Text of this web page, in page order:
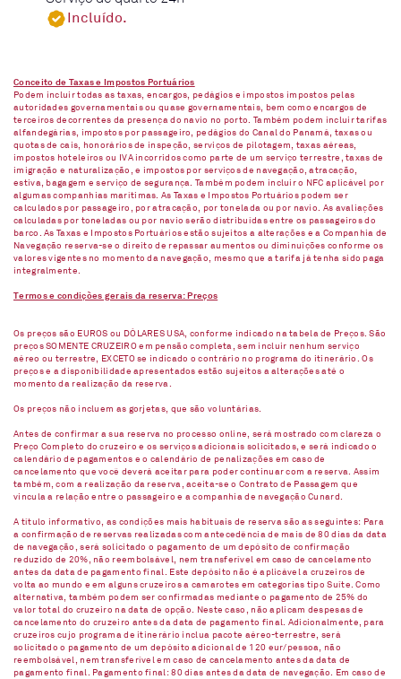
Incluído.
Conceito de Taxas e Impostos Portuários
Podem incluir todas as taxas, encargos, pedágios e impostos impostos pelas
autoridades governamentais ou quase governamentais, bem como encargos de
terceiros decorrentes da presença do navio no porto. Também podem incluir tarifas
alfandegárias, impostos por passageiro, pedágios do Canal do Panamá, taxas ou
quotas de cais, honorários de inspeção, serviços de pilotagem, taxas aéreas,
impostos hoteleiros ou IVA incorridos como parte de um serviço terrestre, taxas de
imigração e naturalização, e impostos por serviços de navegação, atracação,
estiva, bagagem e serviço de segurança. Também podem incluir o NFC aplicável por
algumas companhias marítimas. As Taxas e Impostos Portuários podem ser
calculados por passageiro, por atracação, por tonelada ou por navio. As avaliações
calculadas por toneladas ou por navio serão distribuídas entre os passageiros do
barco. As Taxas e Impostos Portuários estão sujeitos a alterações e a Companhia de
Navegação reserva-se o direito de repassar aumentos ou diminuições conforme os
valores vigentes no momento da navegação, mesmo que a tarifa já tenha sido paga
integralmente.
Termos e condições gerais da reserva: Preços
Os preços são EUROS ou DÓLARES USA, conforme indicado na tabela de Preços. São
preços SOMENTE CRUZEIRO em pensão completa, sem incluir nenhum serviço
aéreo ou terrestre, EXCETO se indicado o contrário no programa do itinerário. Os
preços e a disponibilidade apresentados estão sujeitos a alterações até o
momento da realização da reserva.
Os preços não incluem as gorjetas, que são voluntárias.
Antes de confirmar a sua reserva no processo online, será mostrado com clareza o
Preço Completo do cruzeiro e os serviços adicionais solicitados, e será indicado o
calendário de pagamentos e o calendário de penalizações em caso de
cancelamento que você deverá aceitar para poder continuar com a reserva. Assim
também, com a realização da reserva, aceita-se o Contrato de Passagem que
vincula a relação entre o passageiro e a companhia de navegação Cunard.
A título informativo, as condições mais habituais de reserva são as seguintes: Para
a confirmação de reservas realizadas com antecedência de mais de 80 dias da data
de navegação, será solicitado o pagamento de um depósito de confirmação
reduzido de 20%, não reembolsável, nem transferível em caso de cancelamento
antes da data de pagamento final. Este depósito não é aplicável a cruzeiros de
volta ao mundo e em alguns cruzeiros a camarotes em categorias tipo Suíte. Como
alternativa, também podem ser confirmadas mediante o pagamento de 25% do
valor total do cruzeiro na data de opção. Neste caso, não aplicam despesas de
cancelamento do cruzeiro antes da data de pagamento final. Adicionalmente, para
cruzeiros cujo programa de itinerário inclua pacote aéreo-terrestre, será
solicitado o pagamento de um depósito adicional de 120 eur/pessoa, não
reembolsável, nem transferível em caso de cancelamento antes da data de
pagamento final. Pagamento final: 80 dias antes da data de navegação. Em caso de